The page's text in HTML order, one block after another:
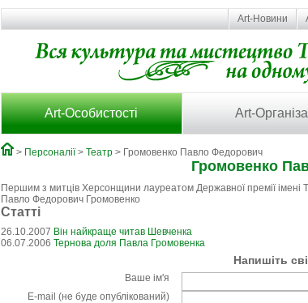
Art-Новини
Art-Особистості Art-
> Персоналії> Театр > Громовенко Павло Федорович
Громовенко
Першим з митців Херсонщини лауреатом Державної премії
Павло Федорович Громовенко
Статті
26.10.2007 Він найкраще читав Шевченка
06.07.2006 Тернова доля Павла Громовенка
Напишіть
Ваше ім'я
E-mail (не буде опублікований)